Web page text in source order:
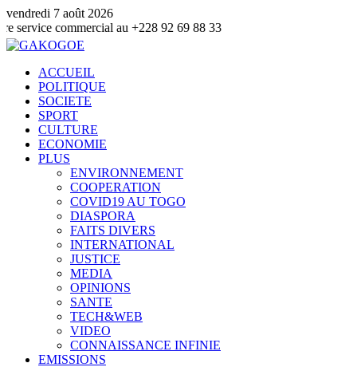
vendredi 7 août 2026
au +228 92 69 88 33
ACCUEIL
POLITIQUE
SOCIETE
SPORT
CULTURE
ECONOMIE
PLUS
ENVIRONNEMENT
COOPERATION
COVID19 AU TOGO
DIASPORA
FAITS DIVERS
INTERNATIONAL
JUSTICE
MEDIA
OPINIONS
SANTE
TECH&WEB
VIDEO
CONNAISSANCE INFINIE
EMISSIONS